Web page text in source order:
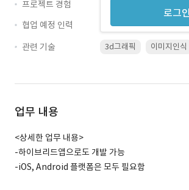
로그인
프로젝트 경험
협업 예정 인력
관련 기술
3d그래픽 이미지인식
업무 내용
<상세한 업무 내용>
-하이브리드앱으로도 개발 가능
-iOS, Android 플랫폼은 모두 필요함